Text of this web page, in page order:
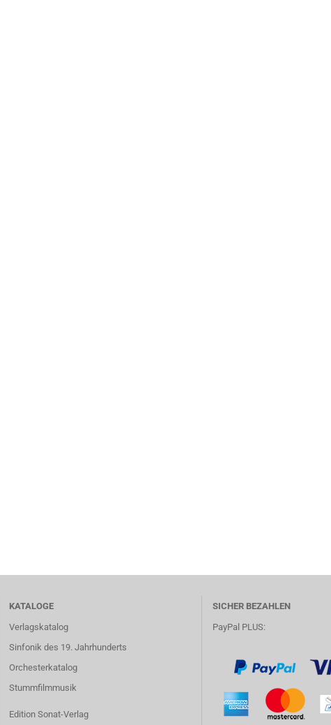
KATALOGE
Verlagskatalog
Sinfonik des 19. Jahrhunderts
Orchesterkatalog
Stummfilmmusik
Edition Sonat-Verlag
SICHER BEZAHLEN
PayPal PLUS: